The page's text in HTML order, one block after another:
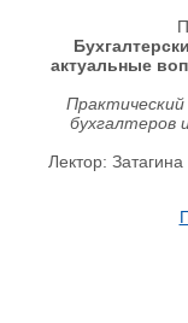
актуальные
бухгалтеров
Лектор: